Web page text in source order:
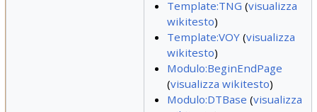
Template:TNG (visualizza
wikitesto)
Template:VOY(visualizza
wikitesto)
Modulo:BeginEndPage
(visualizza wikitesto)
Modulo:DTBase (visualizza